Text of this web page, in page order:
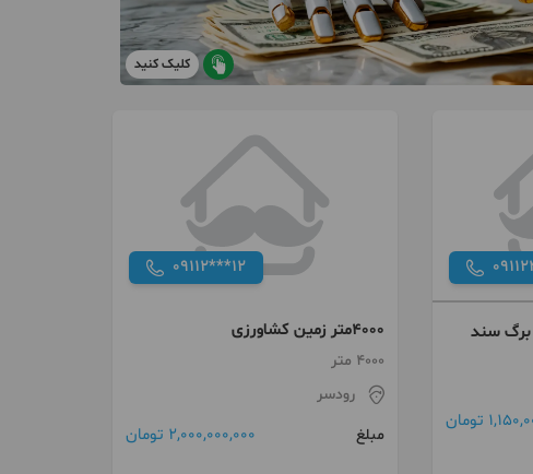
کلیک کنید
تومان
09112***12
4000متر زمین کشاورزی
4000 متر
رودسر
مبلغ
2,000,000,000 تومان